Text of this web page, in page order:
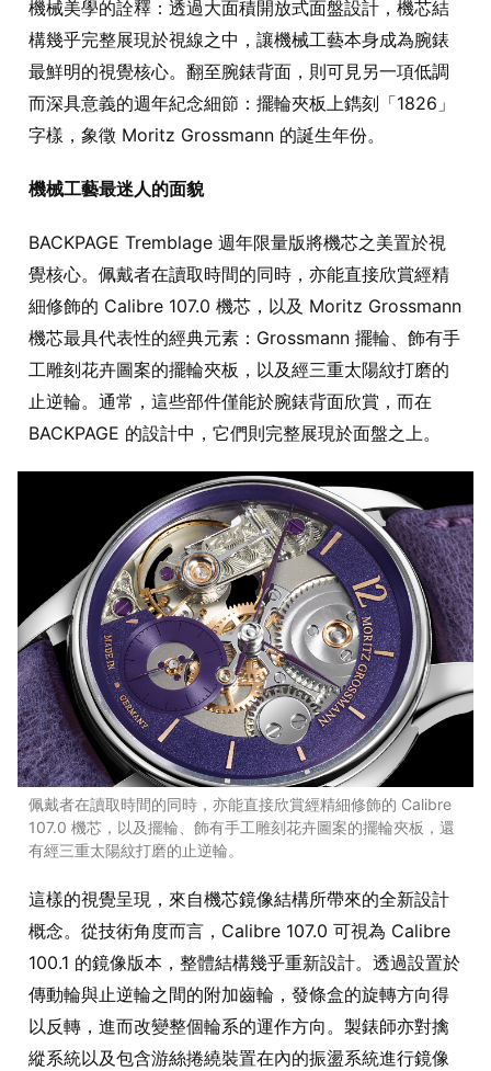
機械美學的詮釋：透過大面積開放式面盤設計，機芯結
構幾乎完整展現於視線之中，讓機械工藝本身成為腕錶
最鮮明的視覺核心。翻至腕錶背面，則可見另一項低調
而深具意義的週年紀念細節：擺輪夾板上鐫刻「1826」
字樣，象徵 Moritz Grossmann 的誕生年份。
機械工藝最迷人的面貌
BACKPAGE Tremblage 週年限量版將機芯之美置於視
覺核心。佩戴者在讀取時間的同時，亦能直接欣賞經精
細修飾的 Calibre 107.0 機芯，以及 Moritz Grossmann
機芯最具代表性的經典元素：Grossmann 擺輪、飾有手
工雕刻花卉圖案的擺輪夾板，以及經三重太陽紋打磨的
止逆輪。通常，這些部件僅能於腕錶背面欣賞，而在
BACKPAGE 的設計中，它們則完整展現於面盤之上。
佩戴者在讀取時間的同時，亦能直接欣賞經精細修飾的 Calibre
107.0 機芯，以及擺輪、飾有手工雕刻花卉圖案的擺輪夾板，還
有經三重太陽紋打磨的止逆輪。
這樣的視覺呈現，來自機芯鏡像結構所帶來的全新設計
概念。從技術角度而言，Calibre 107.0 可視為 Calibre
100.1 的鏡像版本，整體結構幾乎重新設計。透過設置於
傳動輪與止逆輪之間的附加齒輪，發條盒的旋轉方向得
以反轉，進而改變整個輪系的運作方向。製錶師亦對擒
縱系統以及包含游絲捲繞裝置在內的振盪系統進行鏡像